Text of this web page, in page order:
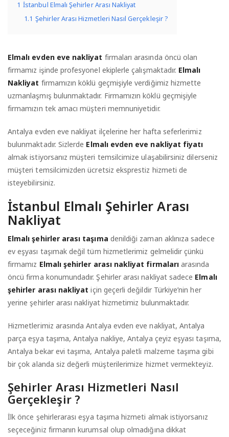
1 İstanbul Elmalı Şehirler Arası Nakliyat
1.1 Şehirler Arası Hizmetleri Nasıl Gerçekleşir ?
Elmalı evden eve nakliyat firmaları arasında öncü olan
firmamız işinde profesyonel ekiplerle çalışmaktadır. Elmalı
Nakliyat firmamızın köklü geçmişiyle verdiğimiz hizmette
uzmanlaşmış bulunmaktadır. Firmamızın köklü geçmişiyle
firmamızın tek amacı müşteri memnuniyetidir.
Antalya evden eve nakliyat ilçelerine her hafta seferlerimiz
bulunmaktadır. Sizlerde Elmalı evden eve nakliyat fiyatı
almak istiyorsanız müşteri temsilcimize ulaşabilirsiniz dilerseniz
müşteri temsilcimizden ücretsiz eksprestiz hizmeti de
isteyebilirsiniz.
İstanbul Elmalı Şehirler Arası
Nakliyat
Elmalı şehirler arası taşıma denildiği zaman aklınıza sadece
ev eşyası taşımak değil tüm hizmetlerimiz gelmelidir çünkü
firmamız Elmalı şehirler arası nakliyat firmalarıarasında
öncü firma konumundadır. Şehirler arası nakliyat sadece Elmalı
şehirler arası nakliyat için geçerli değildir Türkiye’nin her
yerine şehirler arası nakliyat hizmetimiz bulunmaktadır.
Hizmetlerimiz arasında Antalya evden eve nakliyat, Antalya
parça eşya taşıma, Antalya nakliye, Antalya çeyiz eşyası taşıma,
Antalya bekar evi taşıma, Antalya paletli malzeme taşıma gibi
bir çok alanda siz değerli müşterilerimize hizmet vermekteyiz.
Şehirler Arası Hizmetleri Nasıl
Gerçekleşir ?
İlk önce şehirlerarası eşya taşıma hizmeti almak istiyorsanız
seçeceğiniz firmanın kurumsal olup olmadığına dikkat